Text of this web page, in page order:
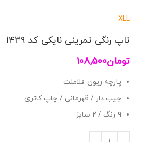
L
XL
تاپ رنگی تمرینی نایکی کد 1439
تومان108,500
پارچه ریون فلامنت
جیب دار / قهرمانی / چاپ کاتری
۹ رنگ / ۲ سایز